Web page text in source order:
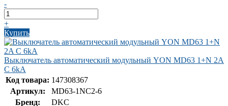
-
+
Купить
Выключатель автоматический модульный YON MD63 1+N 2A
C 6kA
Код товара: 147308367
Артикул:
MD63-1NC2-6
Бренд:
DKC